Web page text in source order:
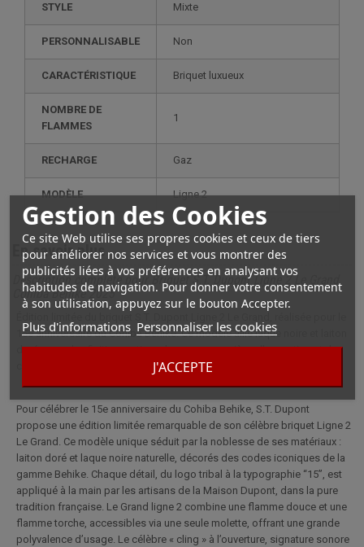
Gestion des Cookies
Ce site Web utilise ses propres cookies et ceux de tiers
pour améliorer nos services et vous montrer des
publicités liées à vos préférences en analysant vos
habitudes de navigation. Pour donner votre consentement
à son utilisation, appuyez sur le bouton Accepter.
Plus d'informations Personnaliser les cookies
J'ACCEPTE
STYLE mixte
PERSONNALISABLE non
CARACTÉRISTIQUE briquet luxueux
NOMBRE DE
FLAMMES
1
RECHARGE gaz
MODÈLE ligne 2
En savoir plus
Description complète pour Briquet S.T. Dupont Ligne 2 Le Grand
Cohiba Behike 2025
15e anniversaire du Cohiba Behike. Ce modèle allie laque noire et laiton
doré, avec des finitions artisanales, pour une pièce d’exception et de
Pour célébrer le 15e anniversaire du Cohiba Behike, S.T. Dupont
propose une édition limitée remarquable de son célèbre briquet Ligne 2
Le Grand. Ce modèle unique séduit par la noblesse de ses matériaux :
laiton doré et laque noire naturelle, décorés des codes iconiques de la
gamme Behike. Chaque détail, du logo tribal à la typographie “15”, est
appliqué à la main par les artisans de la Maison Dupont, dans la pure
tradition française. Le Grand ligne 2 combine une flamme douce et une
flamme torche, accessibles via une seule molette, offrant une grande
polyvalence d’usage. Le célèbre « cling » à l’ouverture, signature sonore